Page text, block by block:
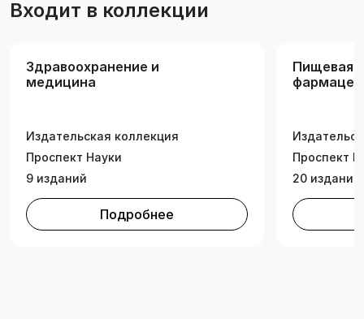
Входит в коллекции
Здравоохранение и
медицина
Издательская коллекция
Проспект Науки
9 изданий
Подробнее
Пищевая и
Проспект
20 изданий